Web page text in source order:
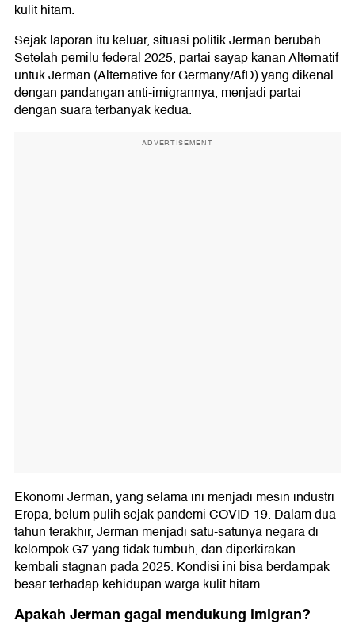
kulit hitam.
Sejak laporan itu keluar, situasi politik Jerman berubah.
Setelah pemilu federal 2025, partai sayap kanan Alternatif
untuk Jerman (Alternative for Germany/AfD) yang dikenal
dengan pandangan anti-imigrannya, menjadi partai
dengan suara terbanyak kedua.
ADVERTISEMENT
Ekonomi Jerman, yang selama ini menjadi mesin industri
Eropa, belum pulih sejak pandemi COVID-19. Dalam dua
tahun terakhir, Jerman menjadi satu-satunya negara di
kelompok G7 yang tidak tumbuh, dan diperkirakan
kembali stagnan pada 2025. Kondisi ini bisa berdampak
besar terhadap kehidupan warga kulit hitam.
Apakah Jerman gagal mendukung imigran?